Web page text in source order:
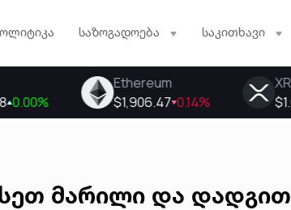
საზოგადოება საკითხავი
მარილი და დადგით